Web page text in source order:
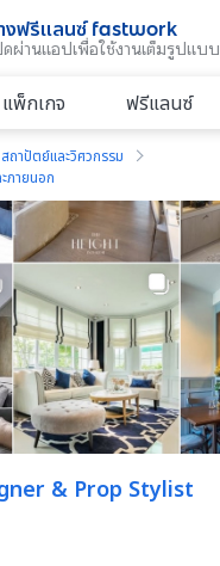
งฟรีแลนซ์ fastwork
ดผ่านแอปเพื่อใช้งานเต็มรูปแบบ
แพ็กเกจ ฟรีแลนซ์
สถาปัตย์และวิศวกรรม
ภายนอก
& Prop Stylist